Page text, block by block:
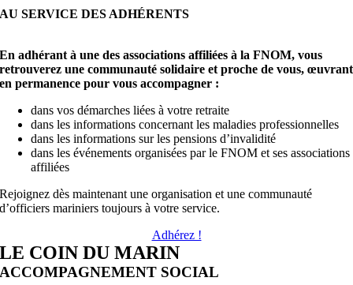
AU SERVICE DES ADHÉRENTS
En adhérant à une des associations affiliées à la FNOM, vous
retrouverez une communauté solidaire et proche de vous, œuvrant
en permanence pour vous accompagner :
dans vos démarches liées à votre retraite
dans les informations concernant les maladies professionnelles
dans les informations sur les pensions d’invalidité
dans les événements organisées par le FNOM et ses associations
affiliées
Rejoignez dès maintenant une organisation et une communauté
d’officiers mariniers toujours à votre service.
Adhérez !
LE COIN DU MARIN
ACCOMPAGNEMENT SOCIAL